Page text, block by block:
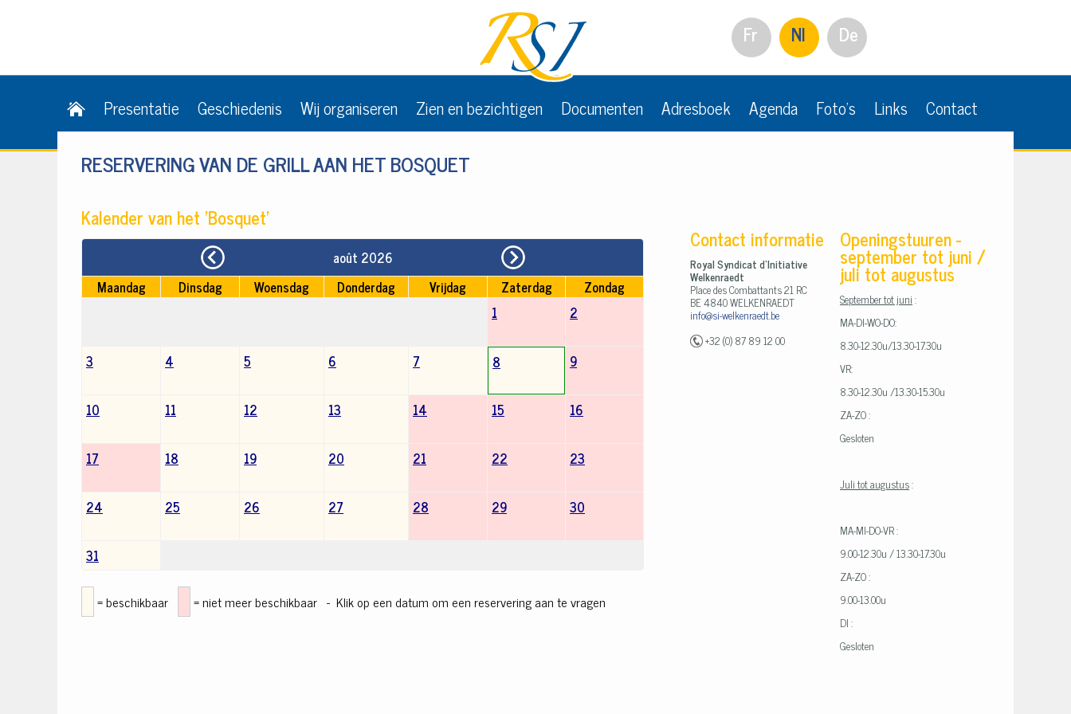
Fr Nl De
Presentatie Geschiedenis Wij organiseren Zien en bezichtigen Documenten Adresboek Agenda Foto's Links Contact
RESERVERING VAN DE GRILL AAN HET BOSQUET
Kalender van het 'Bosquet'
Contact informatie
Royal Syndicat d'Initiative
Welkenraedt
Place des Combattants 21 RC
BE 4840 WELKENRAEDT
info@si-welkenraedt.be
+32 (0) 87 89 12 00
Openingstuuren -
september tot juni /
juli tot augustus
September tot juni:
MA-DI-WO-DO:
8.30-12.30u/13.30-17.30u
VR:
8.30-12.30u /13.30-15.30u
ZA-ZO :
Gesloten
Juli tot augustus:
MA-MI-DO-VR :
9.00-12.30u / 13.30-17.30u
ZA-ZO :
9.00-13.00u
DI :
Gesloten